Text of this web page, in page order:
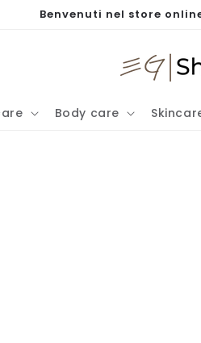
Benvenuti nel store
Body care